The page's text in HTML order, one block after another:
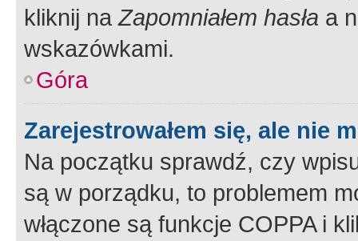
kliknij naZapomniałem hasła a
wskazówkami.
Góra
Zarejestrowałem się, ale nie
Na początku sprawdź, czy
są w porządku, to problemem
włączone są funkcje COPPA i